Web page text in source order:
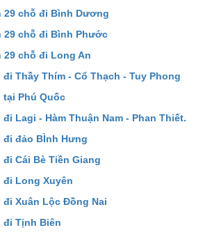
29 chỗ đi Bình Dương
29 chỗ đi Bình Phước
chỗ đi Long An
Thầy Thím - Cổ Thạch - Tuy Phong
tại Phú Quốc
Lagi - Hàm Thuận Nam - Phan Thiết.
đi đảo BÌnh Hưng
Cái Bè Tiền Giang
đi Long Xuyên
đi Xuân Lộc Đồng Nai
đi Tịnh Biên